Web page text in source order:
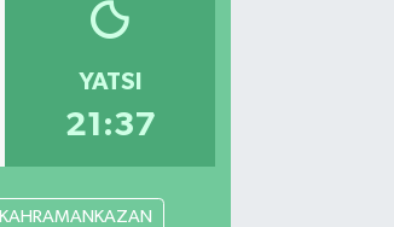
YATSI
21:37
KAHRAMANKAZAN